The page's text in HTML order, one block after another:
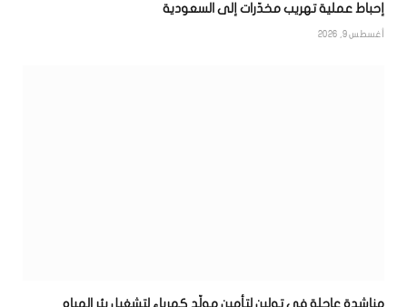
إحباط عملية تهريب مخدّرات إلى السعودية
أغسطس 9, 2026
مناشدة عاجلة في تولين لتأمين مولّد كهرباء لتشغيل بئر المياه